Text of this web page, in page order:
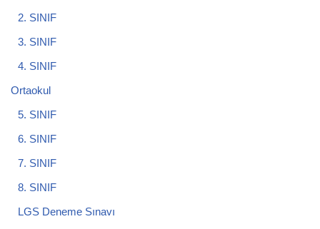
2. SINIF
3. SINIF
4. SINIF
Ortaokul
5. SINIF
6. SINIF
7. SINIF
8. SINIF
LGS Deneme Sınavı